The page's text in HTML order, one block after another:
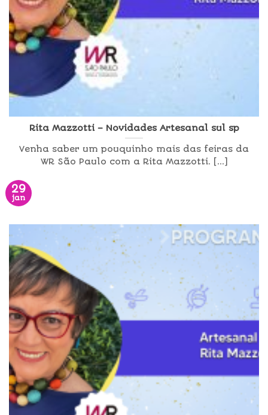
Rita Mazzotti – Novidades Artesanal sul sp
Venha saber um pouquinho mais das feiras da
WR São Paulo com a Rita Mazzotti. [...]
29
jan